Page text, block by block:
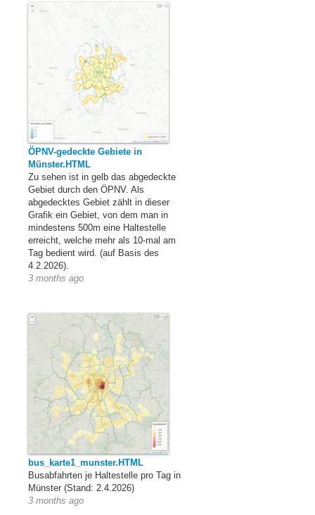
ÖPNV-gedeckte Gebiete in
Münster.HTML
Zu sehen ist in gelb das abgedeckte
Gebiet durch den ÖPNV. Als
abgedecktes Gebiet zählt in dieser
Grafik ein Gebiet, von dem man in
mindestens 500m eine Haltestelle
erreicht, welche mehr als 10-mal am
Tag bedient wird. (auf Basis des
4.2.2026).
3 months ago
bus_karte1_munster.HTML
Busabfahrten je Haltestelle pro Tag in
Münster (Stand: 2.4.2026)
3 months ago